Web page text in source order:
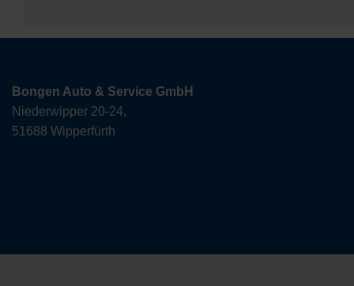
Bongen Auto & Service GmbH
Niederwipper 20-24,
51688 Wipperfürth